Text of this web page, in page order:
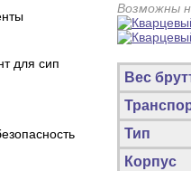
для сип
Возможны
Вес
Тип
Корпус